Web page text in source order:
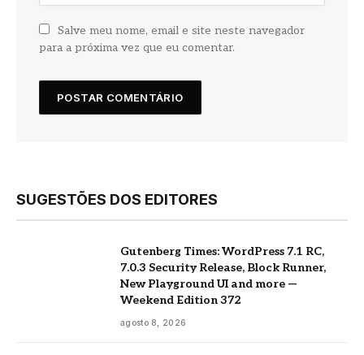
Salve meu nome, email e site neste navegador
para a próxima vez que eu comentar.
SUGESTÕES DOS EDITORES
Gutenberg Times: WordPress 7.1 RC,
7.0.3 Security Release, Block Runner,
New Playground UI and more —
Weekend Edition 372
agosto 8, 2026